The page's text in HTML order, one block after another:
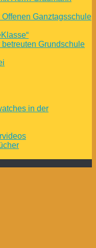
Ganztagsschule
Grundschule
in der